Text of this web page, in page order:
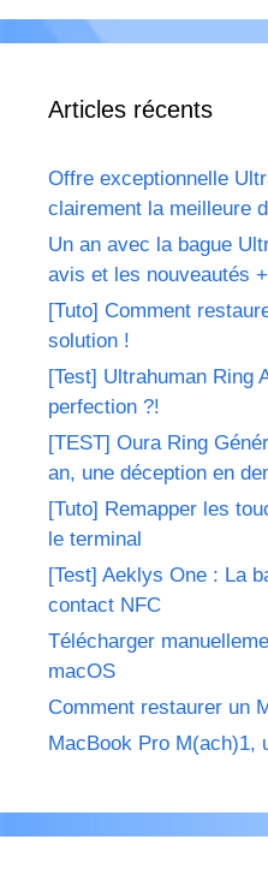
Articles récents
Offre exceptionnelle
clairement la meilleure
Un an avec la bague
avis et les nouveautés
[Tuto] Comment
solution !
[Test] Ultrahuman Ring
perfection ?!
[TEST] Oura Ring
an, une déception en
[Tuto] Remapper les
le terminal
[Test] Aeklys One : La
contact NFC
Télécharger
macOS
Comment restaurer un
MacBook Pro M(ach)1,